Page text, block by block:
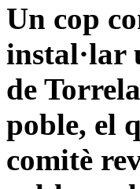
Un cop
instal·lar
de
poble, el
comitè